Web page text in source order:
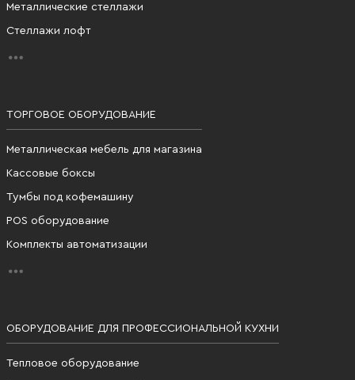
Металлические стеллажи
Стеллажи лофт
ТОРГОВОЕ ОБОРУДОВАНИЕ
Металлическая мебель для магазина
Кассовые боксы
Тумбы под кофемашину
POS оборудование
Комплекты автоматизации
ОБОРУДОВАНИЕ ДЛЯ ПРОФЕССИОНАЛЬНОЙ КУХНИ
Тепловое оборудование